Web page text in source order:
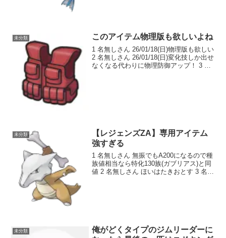
未分類 このアイテム物理版も欲しいよね
1 名無しさん 26/01/18(日)物理版も欲しい
2 名無しさん 26/01/18(日)変化技しか出せ
なくなる代わりに物理防御アップ！ 3 名
未分類
【レジェンズZA】専用アイテム
強すぎる
1 名無しさん 無振でもA200になるので種
族値相当なら特化130族(ガブリアス)と同
値 2 名無しさん ほいはたきおとす 3 名無
未分類
俺がどくタイプのジムリーダーに